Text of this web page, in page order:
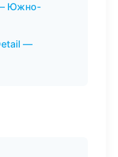
— Южно-
—